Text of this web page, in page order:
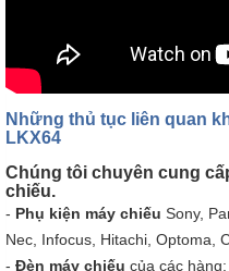
Những thủ tục liên quan
LKX64
Chúng tôi chuyên cung
chiếu.
- Phụ kiện máy chiếu Sony,
Nec, Infocus, Hitachi, Optoma,
- Đèn máy chiếu của các